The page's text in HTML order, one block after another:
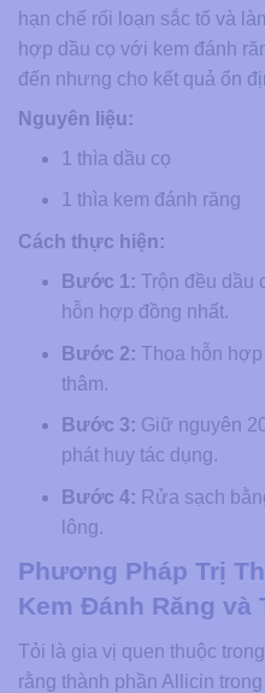
hạn chế rối loạn sắc tố và
hợp dầu cọ với kem đánh
đến nhưng cho kết quả ổn
Nguyên liệu:
1 thìa dầu cọ
1 thìa kem đánh răng
Cách thực hiện:
Bước 1: Trộn đều dầu
hỗn hợp đồng nhất.
Bước 2: Thoa hỗn
thâm.
Bước 3: Giữ nguyên
phát huy tác dụng.
Bước 4: Rửa sạch
lông.
Phương Pháp Trị
Kem Đánh Răng và
Tỏi là gia vị quen thuộc
rằng thành phần Allicin